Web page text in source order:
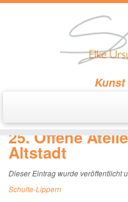
springen
25. Offene
Altstadt
Dieser Eintrag wurde veröffentlicht
Schulte-Lippern